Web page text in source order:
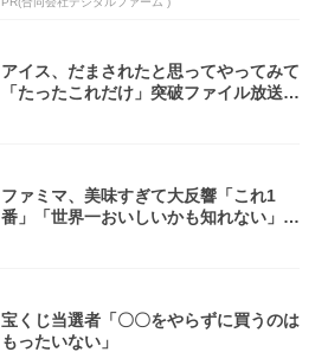
アイス、だまされたと思ってやってみて
「たったこれだけ」突破ファイル放送で
ファミマ、美味すぎて大反響「これ1
番」「世界一おいしいかも知れない」
宝くじ当選者「〇〇をやらずに買うのは
もったいない」